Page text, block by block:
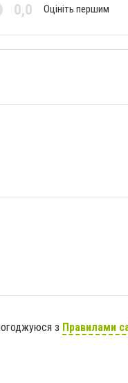
0,0 Оцініть першим
з Правилами